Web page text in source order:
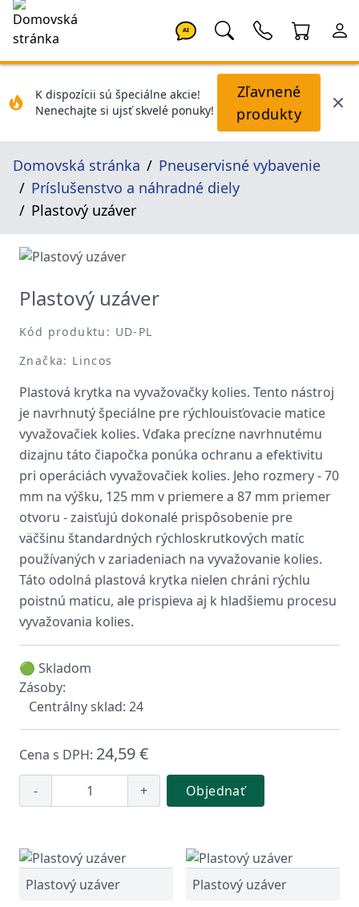
AI
K dispozícii sú špeciálne akcie!
Nenechajte si ujsť skvelé ponuky!
Zľavnené
produkty
Domovská stránka
Pneuservisné vybavenie
Príslušenstvo a náhradné diely
Plastový uzáver
Plastový uzáver
Kód produktu: UD-PL
Značka: Lincos
Plastová krytka na vyvažovačky kolies. Tento nástroj
je navrhnutý špeciálne pre rýchlouisťovacie matice
vyvažovačiek kolies. Vďaka precízne navrhnutému
dizajnu táto čiapočka ponúka ochranu a efektivitu
pri operáciách vyvažovačiek kolies. Jeho rozmery - 70
mm na výšku, 125 mm v priemere a 87 mm priemer
otvoru - zaisťujú dokonalé prispôsobenie pre
väčšinu štandardných rýchloskrutkových matíc
používaných v zariadeniach na vyvažovanie kolies.
Táto odolná plastová krytka nielen chráni rýchlu
poistnú maticu, ale prispieva aj k hladšiemu procesu
vyvažovania kolies.
🟢 Skladom
Zásoby:
Centrálny sklad: 24
Cena s DPH: 24,59 €
- + Objednať
Plastový uzáver Plastový uzáver